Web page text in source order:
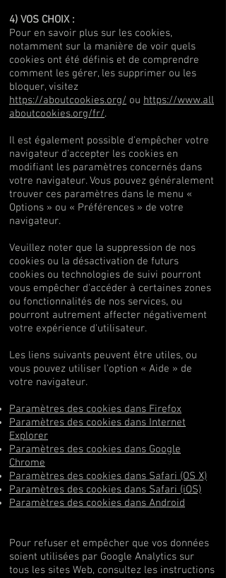
4) VOS CHOIX :
Pour en savoir plus sur les cookies,
notamment sur la manière de voir quels
cookies ont été définis et de comprendre
comment les gérer, les supprimer ou les
bloquer, visitez
https://aboutcookies.org/ ou https://www.all
aboutcookies.org/fr/.
Il est également possible d'empêcher votre
navigateur d'accepter les cookies en
modifiant les paramètres concernés dans
votre navigateur. Vous pouvez généralement
trouver ces paramètres dans le menu «
Options » ou « Préférences » de votre
navigateur.
Veuillez noter que la suppression de nos
cookies ou la désactivation de futurs
cookies ou technologies de suivi pourront
vous empêcher d'accéder à certaines zones
ou fonctionnalités de nos services, ou
pourront autrement affecter négativement
votre expérience d'utilisateur.
Les liens suivants peuvent être utiles, ou
vous pouvez utiliser l'option « Aide » de
votre navigateur.
Paramètres des cookies dans Firefox
Paramètres des cookies dans Internet
Explorer
Paramètres des cookies dans Google
Chrome
Paramètres des cookies dans Safari (OS X)
Paramètres des cookies dans Safari (iOS)
Paramètres des cookies dans Android
Pour refuser et empêcher que vos données
soient utilisées par Google Analytics sur
tous les sites Web, consultez les instructions